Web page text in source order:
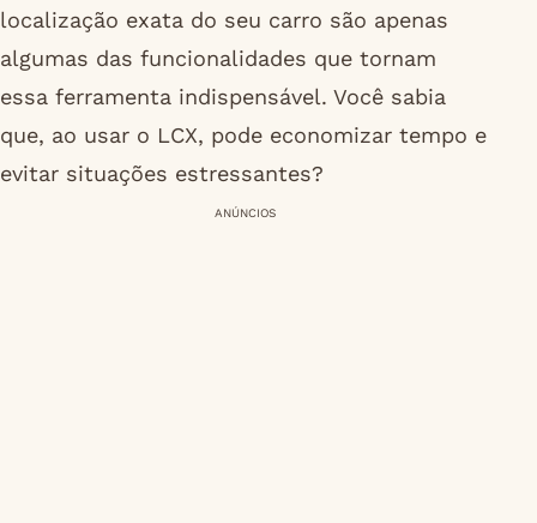
localização exata do seu carro são apenas
algumas das funcionalidades que tornam
essa ferramenta indispensável. Você sabia
que, ao usar o LCX, pode economizar tempo e
evitar situações estressantes?
ANÚNCIOS